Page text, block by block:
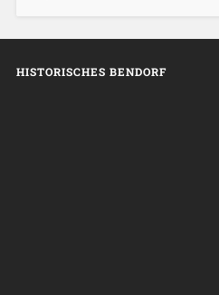
HISTORISCHES BENDORF